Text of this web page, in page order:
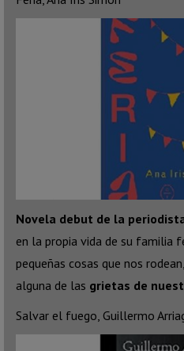
Novela debut de la
en la propia vida de su familia
pequeñas cosas que nos
alguna de las grietas de
Salvar el fuego, Guillermo